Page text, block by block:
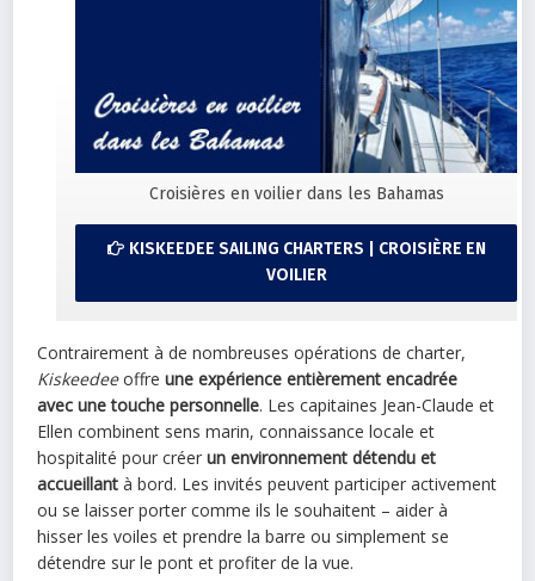
Croisières en voilier dans les Bahamas
KISKEEDEE SAILING CHARTERS | CROISIÈRE EN
VOILIER
Contrairement à de nombreuses opérations de charter,
Kiskeedeeoffreune expérience entièrement encadrée
avec une touche personnelle. Les capitaines Jean-Claude et
Ellen combinent sens marin, connaissance locale et
hospitalité pour créerun environnement détendu et
accueillant à bord. Les invités peuvent participer activement
ou se laisser porter comme ils le souhaitent – aider à
hisser les voiles et prendre la barre ou simplement se
détendre sur le pont et profiter de la vue.